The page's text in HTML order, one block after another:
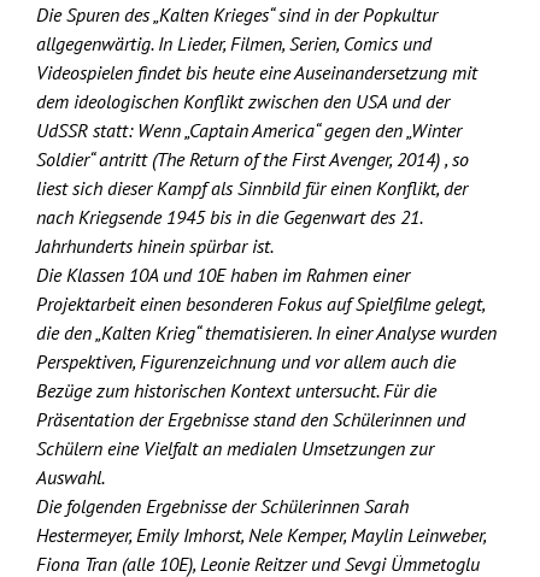
content
Die Spuren des „Kalten Krieges“ sind in der Popkultur
allgegenwärtig. In Lieder, Filmen, Serien, Comics und
Videospielen findet bis heute eine Auseinandersetzung mit
dem ideologischen Konflikt zwischen den USA und der
UdSSR statt: Wenn „Captain America“ gegen den „Winter
Soldier“ antritt (The Return of the First Avenger, 2014) , so
liest sich dieser Kampf als Sinnbild für einen Konflikt, der
nach Kriegsende 1945 bis in die Gegenwart des 21.
Jahrhunderts hinein spürbar ist.
Die Klassen 10A und 10E haben im Rahmen einer
Projektarbeit einen besonderen Fokus auf Spielfilme gelegt,
die den „Kalten Krieg“ thematisieren. In einer Analyse wurden
Perspektiven, Figurenzeichnung und vor allem auch die
Bezüge zum historischen Kontext untersucht. Für die
Präsentation der Ergebnisse stand den Schülerinnen und
Schülern eine Vielfalt an medialen Umsetzungen zur
Auswahl.
Die folgenden Ergebnisse der Schülerinnen Sarah
Hestermeyer, Emily Imhorst, Nele Kemper, Maylin Leinweber,
Fiona Tran (alle 10E), Leonie Reitzer und Sevgi Ümmetoglu